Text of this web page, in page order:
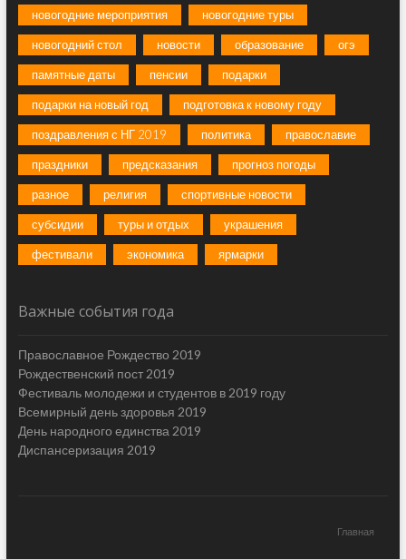
новогодние мероприятия новогодние туры
новогодний стол новости образование огэ
памятные даты пенсии подарки
подарки на новый год подготовка к новому году
поздравления с НГ 2019 политика православие
праздники предсказания прогноз погоды
разное религия спортивные новости
субсидии туры и отдых украшения
фестивали экономика ярмарки
Важные события года
Православное Рождество 2019
Рождественский пост 2019
Фестиваль молодежи и студентов в 2019 году
Всемирный день здоровья 2019
День народного единства 2019
Диспансеризация 2019
Главная